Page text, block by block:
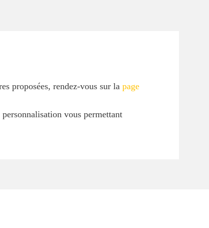
proposées, rendez-vous sur la page
vous permettant